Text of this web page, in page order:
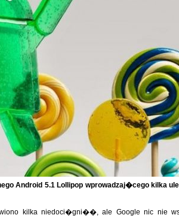
Android 5.1 Lollipop wprowadzaj�cego kilka
kilka niedoci�gni��, ale Google nic nie